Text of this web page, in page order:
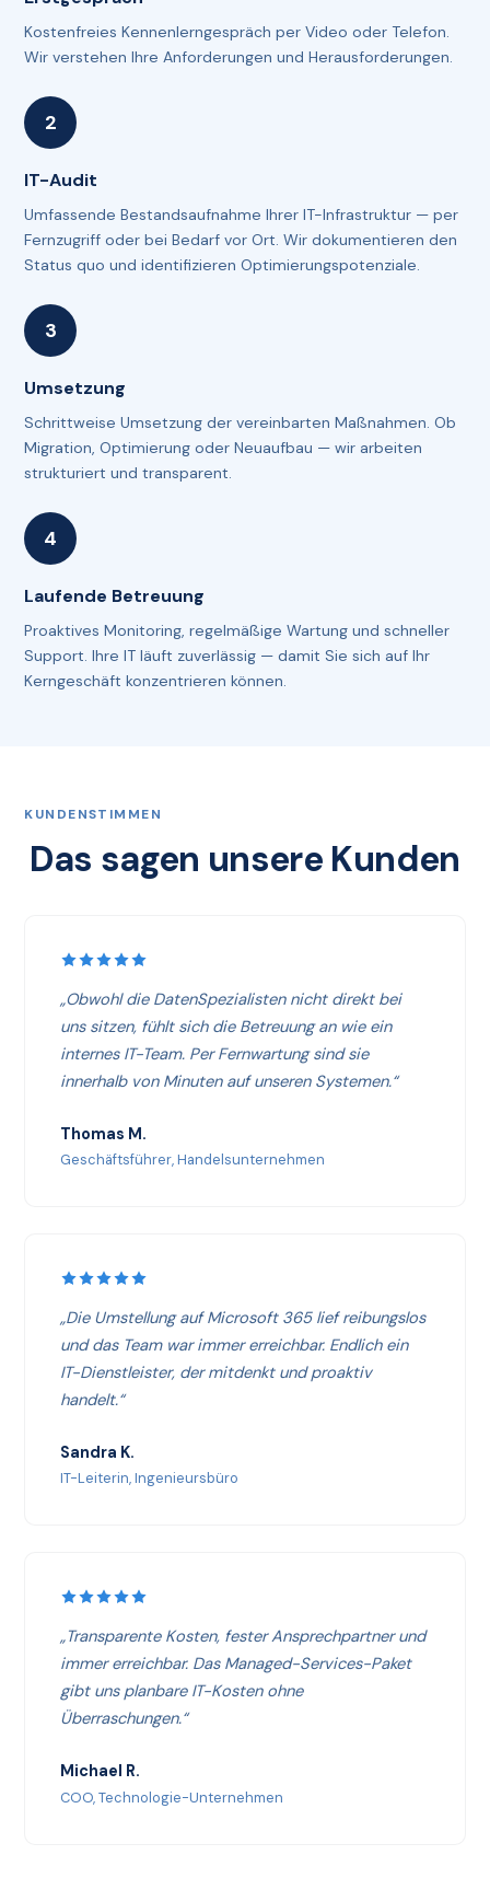
Kostenfreies Kennenlerngespräch per Video oder Telefon.
Wir verstehen Ihre Anforderungen und Herausforderungen.
IT-Audit
Umfassende Bestandsaufnahme Ihrer IT-Infrastruktur — per
Fernzugriff oder bei Bedarf vor Ort. Wir dokumentieren den
Status quo und identifizieren Optimierungspotenziale.
Umsetzung
Schrittweise Umsetzung der vereinbarten Maßnahmen. Ob
Migration, Optimierung oder Neuaufbau — wir arbeiten
strukturiert und transparent.
Laufende Betreuung
Proaktives Monitoring, regelmäßige Wartung und schneller
Support. Ihre IT läuft zuverlässig — damit Sie sich auf Ihr
Kerngeschäft konzentrieren können.
KUNDENSTIMMEN
Das sagen unsere Kunden
„Obwohl die DatenSpezialisten nicht direkt bei
uns sitzen, fühlt sich die Betreuung an wie ein
internes IT-Team. Per Fernwartung sind sie
innerhalb von Minuten auf unseren Systemen.“
Thomas M.
Geschäftsführer, Handelsunternehmen
„Die Umstellung auf Microsoft 365 lief reibungslos
und das Team war immer erreichbar. Endlich ein
IT-Dienstleister, der mitdenkt und proaktiv
handelt.“
Sandra K.
IT-Leiterin, Ingenieursbüro
„Transparente Kosten, fester Ansprechpartner und
immer erreichbar. Das Managed-Services-Paket
gibt uns planbare IT-Kosten ohne
Überraschungen.“
Michael R.
COO, Technologie-Unternehmen